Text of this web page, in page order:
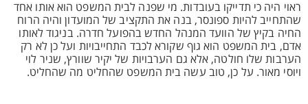
ראוי היה כי תדייקו בעובדות. מי שפנה לבית המשפט הוא אותו אחד
שהתחייב להיות ספונסר, בנה את התקציב של המועדון והיה הרוח
החיה בקיץ של הוועד המנהל החדש בהפועל חדרה. בניגוד לאותו
אדם, בית המשפט הוא גוף שקורא לכבד התחייבויות ועל כן לא רק
הערבות שלו חולטה, אלא גם הערבויות של יקיר שוורץ, שניר לוי
ויוסי מאור. על כן, טוב עשה בית המשפט שהחליט מה שהחליט.